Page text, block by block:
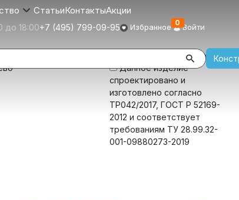
СтатьиКонтактыАкции
до 18:00+7 (495) 799-09-95 Избранное 0 Войти
Соответствие стандартам
Данное изделие
спроектировано и
изготовлено согласно
ТР042/2017, ГОСТ Р 52169-
2012 и соответствует
требованиям ТУ 28.99.32-
001-09880273-2019